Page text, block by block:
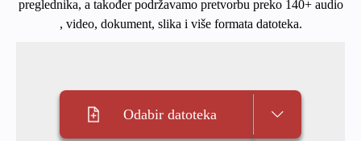
preglednika, a također podržavamo pretvorbu preko 140+ audio
, video, dokument, slika i više formata datoteka.
Odabir datoteka